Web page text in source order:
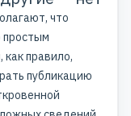
что
правило,
публикацию